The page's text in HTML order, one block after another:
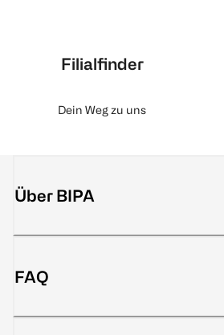
Filialfinder
Dein Weg zu uns
Über BIPA
FAQ